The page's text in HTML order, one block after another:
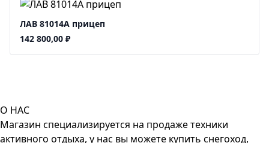
ЛАВ 81014A прицеп
142 800,00 ₽
О НАС
Магазин специализируется на продаже техники
активного отдыха, у нас вы можете купить снегоход,